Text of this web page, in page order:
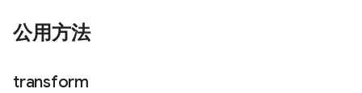
公用方法
transform